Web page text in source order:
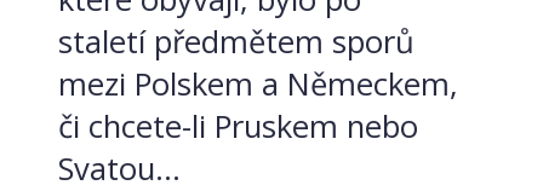
staletí předmětem sporů
mezi Polskem a Německem,
či chcete-li Pruskem nebo
Svatou...